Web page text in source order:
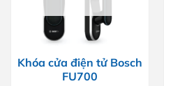
Khóa cửa điện tử Bosch
FU700